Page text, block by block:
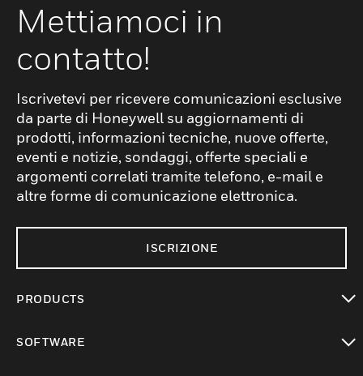
Mettiamoci in
contatto!
Iscrivetevi per ricevere comunicazioni esclusive
da parte di Honeywell su aggiornamenti di
prodotti, informazioni tecniche, nuove offerte,
eventi e notizie, sondaggi, offerte speciali e
argomenti correlati tramite telefono, e-mail e
altre forme di comunicazione elettronica.
ISCRIZIONE
PRODUCTS
SOFTWARE